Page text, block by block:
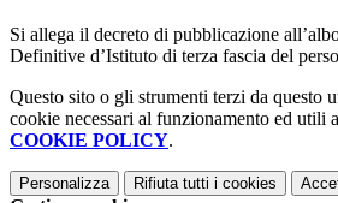
Si allega il decreto di pubblicazione
Definitive d’Istituto di terza fascia del
Questo sito o gli strumenti terzi da questo
cookie necessari al funzionamento ed utili
COOKIE POLICY.
Personalizza Rifiuta tutti i cookies